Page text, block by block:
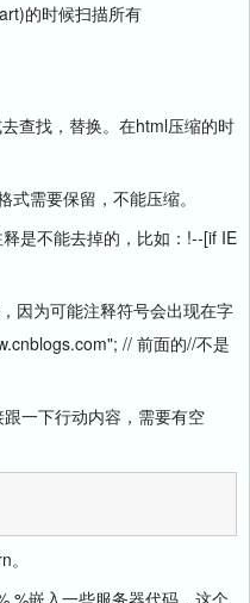
的时候扫描所有
查找，替换。在html压缩的时
需要保留，不能压缩。
是不能去掉的，比如：!--[if IE
为可能注释符号会出现在字
// 前面的//不是
一下行动内容，需要有空
嵌入一些服务器代码，这个